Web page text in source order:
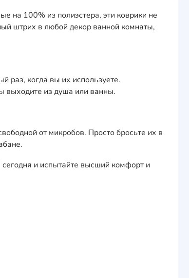
на 100% из полиэстера, эти коврики не
штрих в любой декор ванной комнаты,
раз, когда вы их используете.
выходите из душа или ванны.
от микробов. Просто бросьте их в
и испытайте высший комфорт и